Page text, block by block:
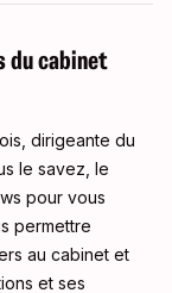
du cabinet
dirigeante du
le savez, le
pour vous
permettre
au cabinet et
et ses